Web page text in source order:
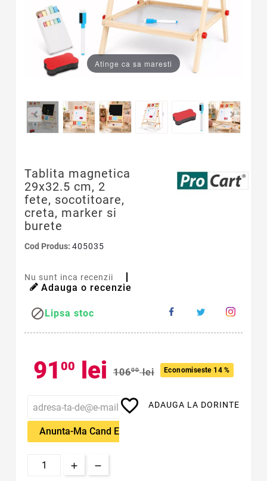
Atinge ca sa maresti
Tablita magnetica
29x32.5 cm, 2
fete, socotitoare,
creta, marker si
burete
Cod Produs: 405035
Nu sunt inca recenzii
Adauga o recenzie
Lipsa stoc
91 00 lei 10600 lei Economiseste 14 %
Anunta-Ma Cand Este Disponibil
favorite_border ADAUGA LA DORINTE